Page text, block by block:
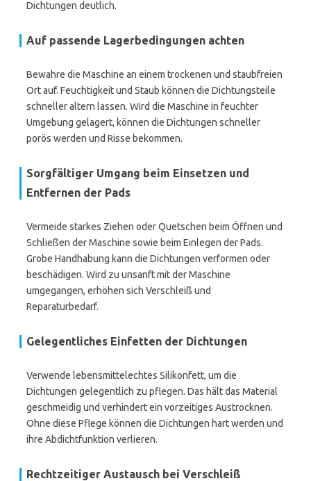
Dichtungen deutlich.
Auf passende Lagerbedingungen achten
Bewahre die Maschine an einem trockenen und staubfreien
Ort auf. Feuchtigkeit und Staub können die Dichtungsteile
schneller altern lassen. Wird die Maschine in feuchter
Umgebung gelagert, können die Dichtungen schneller
porös werden und Risse bekommen.
Sorgfältiger Umgang beim Einsetzen und
Entfernen der Pads
Vermeide starkes Ziehen oder Quetschen beim Öffnen und
Schließen der Maschine sowie beim Einlegen der Pads.
Grobe Handhabung kann die Dichtungen verformen oder
beschädigen. Wird zu unsanft mit der Maschine
umgegangen, erhöhen sich Verschleiß und
Reparaturbedarf.
Gelegentliches Einfetten der Dichtungen
Verwende lebensmittelechtes Silikonfett, um die
Dichtungen gelegentlich zu pflegen. Das hält das Material
geschmeidig und verhindert ein vorzeitiges Austrocknen.
Ohne diese Pflege können die Dichtungen hart werden und
ihre Abdichtfunktion verlieren.
Rechtzeitiger Austausch bei Verschleiß